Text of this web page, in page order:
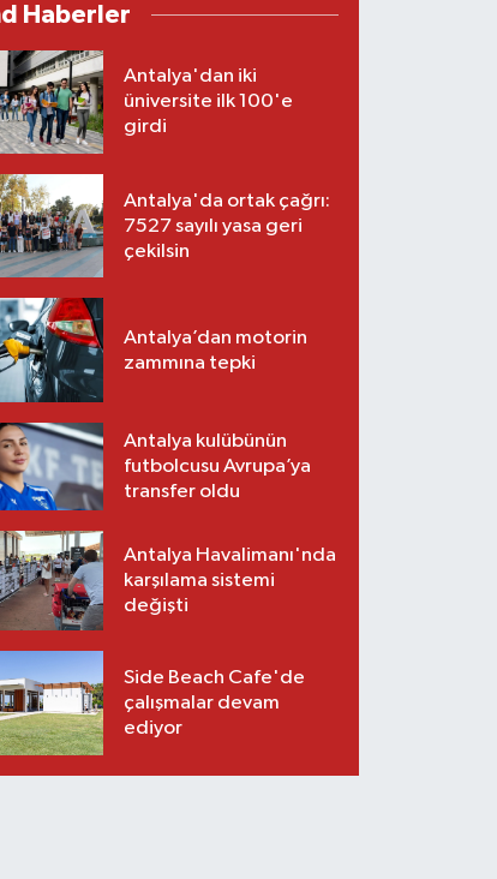
Haberler
Antalya'dan iki
üniversite ilk 100'e
girdi
Antalya'da ortak çağrı:
7527 sayılı yasa geri
çekilsin
Antalya’dan motorin
zammına tepki
Antalya kulübünün
futbolcusu Avrupa’ya
transfer oldu
Antalya Havalimanı'nda
karşılama sistemi
değişti
Side Beach Cafe'de
çalışmalar devam
ediyor